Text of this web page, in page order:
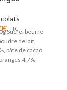
€ TTC
Sucre, beurre
de lait,
pâte de cacao,
4.7%,